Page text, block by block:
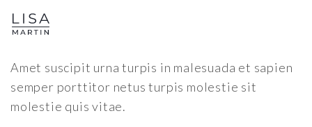
Amet suscipit urna turpis in malesuada et sapien
semper porttitor netus turpis molestie sit
molestie quis vitae.